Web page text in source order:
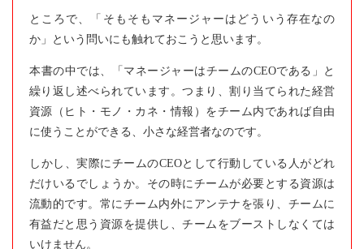
ところで、「そもそもマネージャーはどういう存在なの
か」という問いにも触れておこうと思います。
本書の中では、「マネージャーはチームのCEOである」と
繰り返し述べられています。つまり、割り当てられた経営
資源（ヒト・モノ・カネ・情報）をチーム内であれば自由
に使うことができる、小さな経営者なのです。
しかし、実際にチームのCEOとして行動している人がどれ
だけいるでしょうか。その時にチームが必要とする資源は
流動的です。常にチーム内外にアンテナを張り、チームに
有益だと思う資源を提供し、チームをブーストしなくては
いけません。